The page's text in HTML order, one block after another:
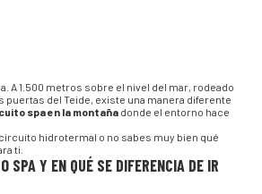
A 1.500 metros sobre el nivel del mar, rodeado
puertas del Teide, existe una manera diferente
spa en la montaña donde el entorno hace
hidrotermal o no sabes muy bien qué
ti.
SPA Y EN QUÉ SE DIFERENCIA DE IR